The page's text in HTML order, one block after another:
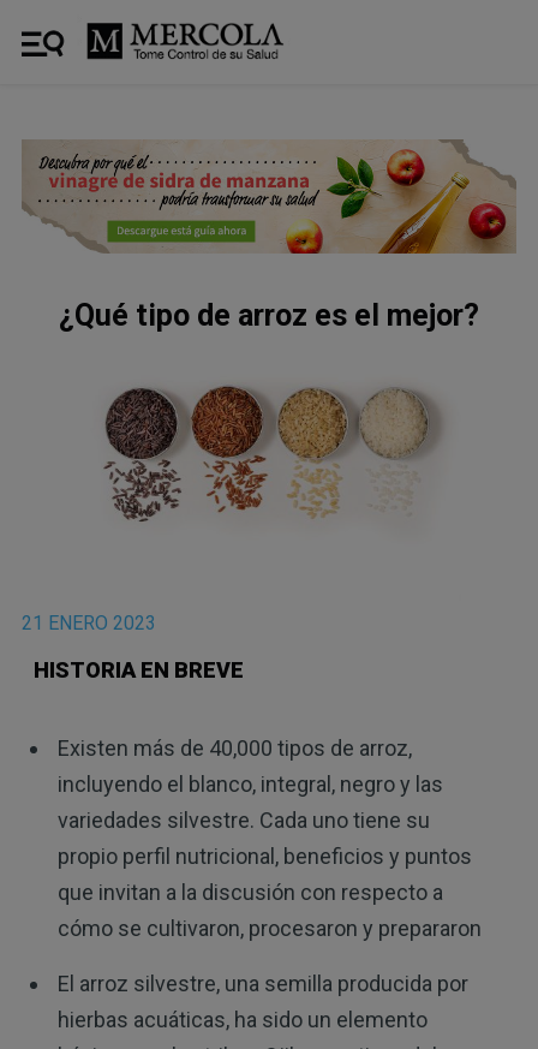
¿Qué tipo de arroz es el mejor?
21 ENERO 2023
HISTORIA EN BREVE
Existen más de 40,000 tipos de arroz,
incluyendo el blanco, integral, negro y las
variedades silvestre. Cada uno tiene su
propio perfil nutricional, beneficios y puntos
que invitan a la discusión con respecto a
cómo se cultivaron, procesaron y prepararon
El arroz silvestre, una semilla producida por
hierbas acuáticas, ha sido un elemento